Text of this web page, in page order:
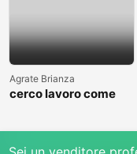
Agrate Brianza
cerco lavoro come